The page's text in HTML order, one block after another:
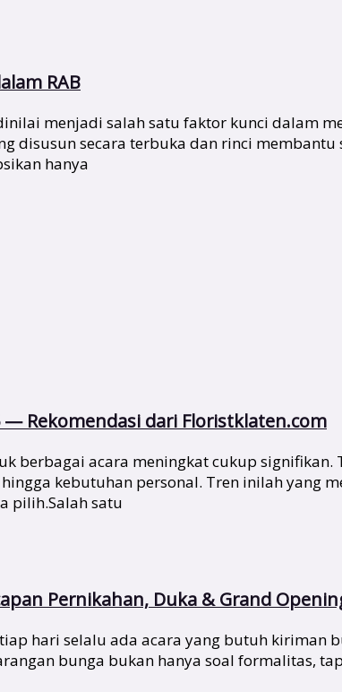
RAB
menjadi salah satu faktor kunci dalam
disusun secara terbuka dan rinci
hanya
Rekomendasi dari Floristklaten.com
berbagai acara meningkat cukup
kebutuhan personal. Tren inilah yang
pilih.Salah satu
Pernikahan, Duka & Grand
hari selalu ada acara yang butuh
bunga bukan hanya soal formalitas,